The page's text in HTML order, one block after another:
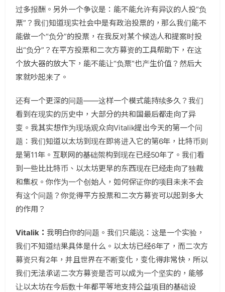
过多报酬。另外一个争议是：能不能允许有异议的人投“负
票”？我们知道现实社会中是有政治投票的，那么我们能不
能做一个“负分”的投票，在我反对某个候选人和提案时投
出“负分”？在平方投票和二次方募资的工具帮助下，在这
个放大器的放大下，能不能让“负票”也产生价值？然后大
家就吵起来了。
还有一个更深的问题——这样一个模式能持续多久？我们
看到在现实的历史中，大部分的共和国最后都走向了异
变。我其实想作为现场观众向Vitalik提出今天的第一个问
题：我们知道以太坊到现在即将进入它的第6年，比特币则
是第11年。互联网的基础架构到现在已经50年了。我们看
到一些比比特币、以太坊更早的东西现在已经走向了独裁
和集权。你作为一个创始人，如何保证你的项目未来不会
有这个问题？你觉得平方投票和二次方募资可以起到多大
的作用？
Vitalik： 我明白你的问题。我们只能说：这是一个实验，
我们不知道结果具体是什么。以太坊已经6年了，而二次方
募资只有2年，并且世界在不断变化，变化得非常快，所以
我们无法承诺二次方募资是否可以成为一个坚实的，能够
让以太坊在今后数十年都平等地支持公益项目的基础设